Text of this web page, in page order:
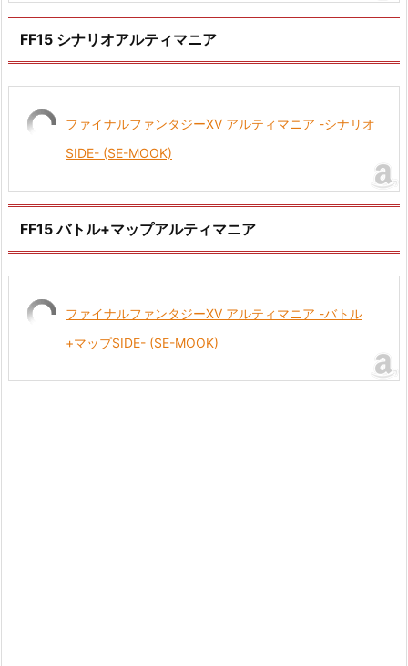
FF15 シナリオアルティマニア
ファイナルファンタジーXV アルティマニア -シナリオ
SIDE- (SE-MOOK)
FF15 バトル+マップアルティマニア
ファイナルファンタジーXV アルティマニア -バトル
+マップSIDE- (SE-MOOK)